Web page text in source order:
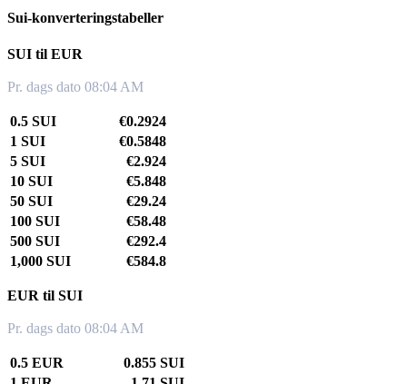
Sui-konverteringstabeller
SUI til EUR
Pr. dags dato 08:04 AM
0.5 SUI
€0.2924
1 SUI
€0.5848
5 SUI
€2.924
10 SUI
€5.848
50 SUI
€29.24
100 SUI
€58.48
500 SUI
€292.4
1,000 SUI
€584.8
EUR til SUI
Pr. dags dato 08:04 AM
0.5 EUR
0.855 SUI